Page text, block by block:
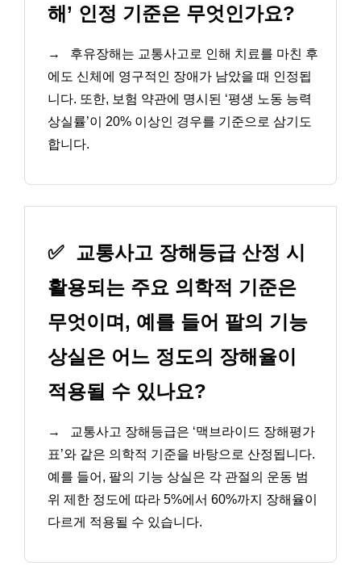
해’ 인정 기준은 무엇인가요?
→
후유장해는 교통사고로 인해 치료를 마친 후
에도 신체에 영구적인 장애가 남았을 때 인정됩
니다. 또한, 보험 약관에 명시된 ‘평생 노동 능력
상실률’이 20% 이상인 경우를 기준으로 삼기도
합니다.
✅ 교통사고 장해등급 산정 시
활용되는 주요 의학적 기준은
무엇이며, 예를 들어 팔의 기능
상실은 어느 정도의 장해율이
적용될 수 있나요?
→
교통사고 장해등급은 ‘맥브라이드 장해평가
표’와 같은 의학적 기준을 바탕으로 산정됩니다.
예를 들어, 팔의 기능 상실은 각 관절의 운동 범
위 제한 정도에 따라 5%에서 60%까지 장해율이
다르게 적용될 수 있습니다.